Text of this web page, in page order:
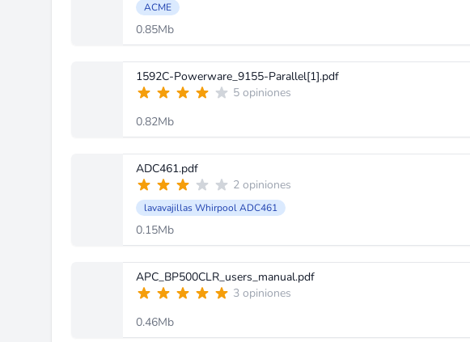
ACME
0.85Mb
1592C-Powerware_9155-Parallel[1].pdf
5 opiniones
0.82Mb
ADC461.pdf
2 opiniones
lavavajillas Whirpool ADC461
0.15Mb
APC_BP500CLR_users_manual.pdf
3 opiniones
0.46Mb